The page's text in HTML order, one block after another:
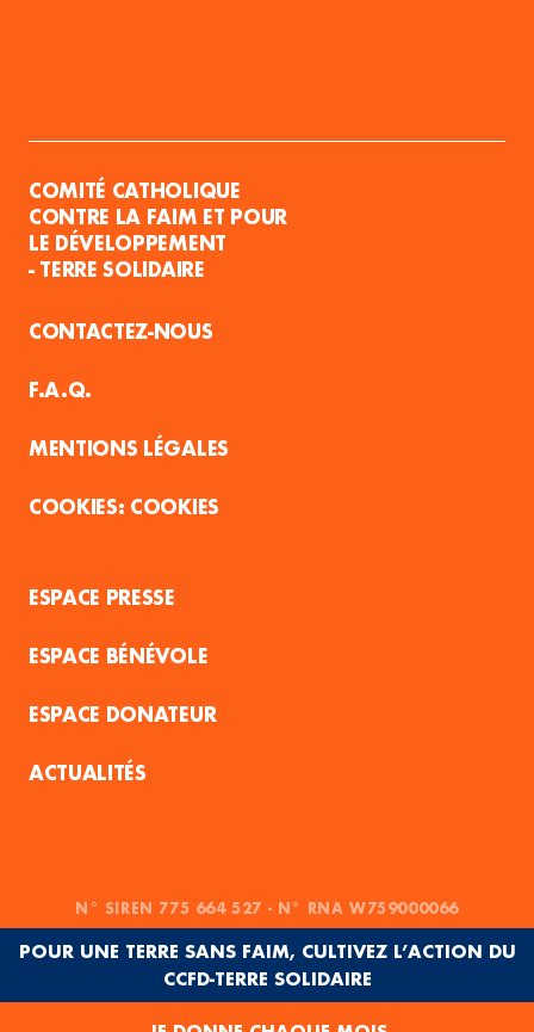
COMITÉ CATHOLIQUE
CONTRE LA FAIM ET POUR
LE DÉVELOPPEMENT
- TERRE SOLIDAIRE
CONTACTEZ-NOUS
F.A.Q.
MENTIONS LÉGALES
COOKIES
ESPACE PRESSE
ESPACE BÉNÉVOLE
ESPACE DONATEUR
ACTUALITÉS
N° SIREN 775 664 527 - N° RNA W759000066
POUR UNE TERRE SANS FAIM, CULTIVEZ L’ACTION DU
CCFD-TERRE SOLIDAIRE